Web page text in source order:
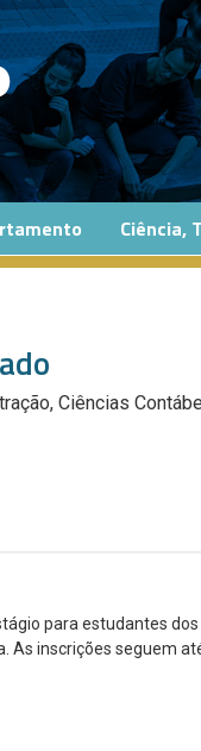
Ciência,
Ciências
para estudantes
As inscrições seguem